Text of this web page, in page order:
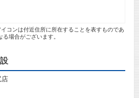
コンは付近住所に所在することを表すものであ
場合がございます。
店